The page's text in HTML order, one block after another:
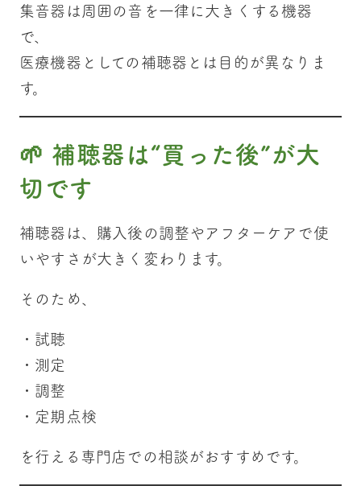
集音器は周囲の音を一律に大きくする機器
で、
医療機器としての補聴器とは目的が異なりま
す。
🌱 補聴器は“買った後”が大
切です
補聴器は、購入後の調整やアフターケアで使
いやすさが大きく変わります。
そのため、
・試聴
・測定
・調整
・定期点検
を行える専門店での相談がおすすめです。